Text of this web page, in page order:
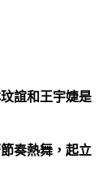
誼和王宇婕是
奏熱舞，起立